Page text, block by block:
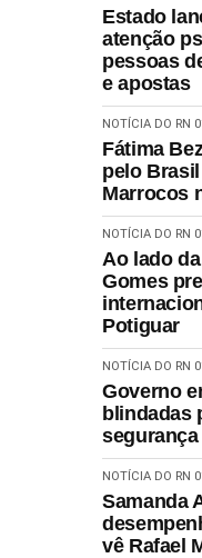
Estado
atenção
pessoas
e apostas
NOTÍCIA DO RN
Fátima
pelo
Marrocos
NOTÍCIA DO RN
Ao lado
Gomes
Potiguar
NOTÍCIA DO RN
Governo
blindadas
segurança
NOTÍCIA DO RN
Samanda
vê Rafael